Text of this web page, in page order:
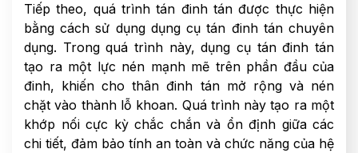
Tiếp theo, quá trình tán đinh tán được thực hiện
bằng cách sử dụng dụng cụ tán đinh tán chuyên
dụng. Trong quá trình này, dụng cụ tán đinh tán
tạo ra một lực nén mạnh mẽ trên phần đầu của
đinh, khiến cho thân đinh tán mở rộng và nén
chặt vào thành lỗ khoan. Quá trình này tạo ra một
khớp nối cực kỳ chắc chắn và ổn định giữa các
chi tiết, đảm bảo tính an toàn và chức năng của hệ